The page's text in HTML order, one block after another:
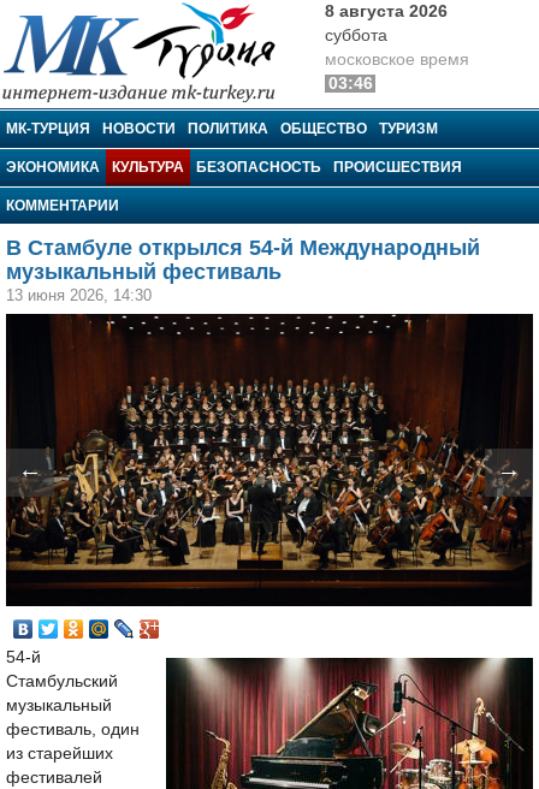
МК-Турция
8 августа 2026
суббота
московское время
03:46
МК-ТУРЦИЯ НОВОСТИ ПОЛИТИКА ОБЩЕСТВО ТУРИЗМ
ЭКОНОМИКА КУЛЬТУРА БЕЗОПАСНОСТЬ ПРОИСШЕСТВИЯ
КОММЕНТАРИИ
В Стамбуле открылся 54-й Международный
музыкальный фестиваль
13 июня 2026, 14:30
← →
54-й
Стамбульский
музыкальный
фестиваль, один
из старейших
фестивалей